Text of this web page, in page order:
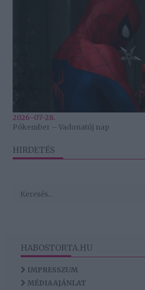
2026-07-28.
Pókember – Vadonatúj nap
HIRDETÉS
HABOSTORTA.HU
IMPRESSZUM
MÉDIAAJÁNLAT